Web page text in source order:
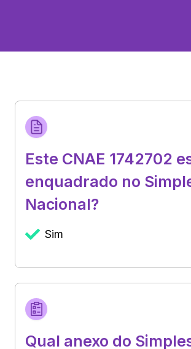
Este CNAE 1742702
enquadrado no
Nacional?
Sim
Qual anexo do